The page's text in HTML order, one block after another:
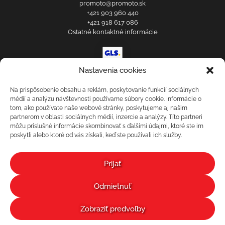
Nastavenia cookies
Na prispôsobenie obsahu a reklám, poskytovanie funkcií sociálnych
médií a analýzu návštevnosti používame súbory cookie. Informácie o
tom, ako používate naše webové stránky, poskytujeme aj našim
partnerom v oblasti sociálnych médií, inzercie a analýzy. Títo partneri
môžu príslušné informácie skombinovať s ďalšími údajmi, ktoré ste im
poskytli alebo ktoré od vás získali, keď ste používali ich služby.
Prijať
Odmietnuť
Zobraziť predvoľby
© 2025 - 2026 ProMoto. Všetky práva vyhradené.
Prihlásenie zákazníka
Zásady ochrany osobných údajov
Formulár na odstúpenie od zmluvy
Recenzie
Nastavenia cookies
promoto@promoto.sk
+421 903 960 440
+421 918 617 086
Ostatné kontaktné informácie